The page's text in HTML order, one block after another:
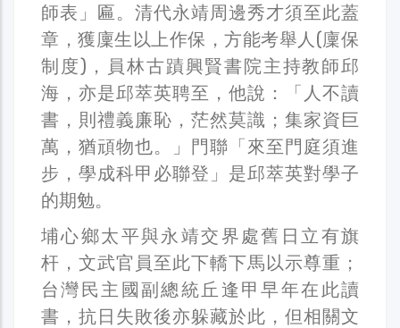
師表」匾。清代永靖周邊秀才須至此蓋
章，獲廩生以上作保，方能考舉人(廩保
制度)，員林古蹟興賢書院主持教師邱
海，亦是邱萃英聘至，他說：「人不讀
書，則禮義廉恥，茫然莫識；集家資巨
萬，猶頑物也。」門聯「來至門庭須進
步，學成科甲必聯登」是邱萃英對學子
的期勉。
埔心鄉太平與永靖交界處舊日立有旗
杆，文武官員至此下轎下馬以示尊重；
台灣民主國副總統丘逢甲早年在此讀
書，抗日失敗後亦躲藏於此，但相關文